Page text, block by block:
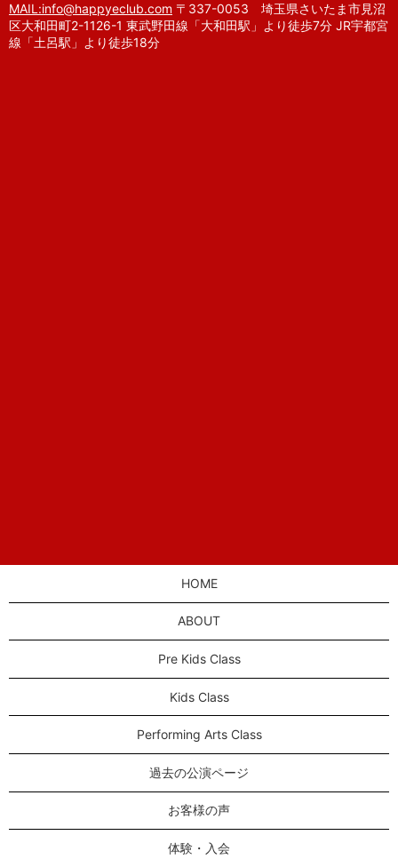
MAIL:info@happyeclub.com 〒337-0053 埼玉県さいたま市見沼
区大和田町2-1126-1 東武野田線「大和田駅」より徒歩7分 JR宇都宮
線「土呂駅」より徒歩18分
HOME
ABOUT
Pre Kids Class
Kids Class
Performing Arts Class
過去の公演ページ
お客様の声
体験・入会